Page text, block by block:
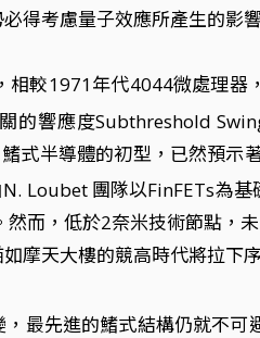
得考慮量子效應所產生的影
較1971年代4044微處理
的響應度Subthreshold
鰭式半導體的初型，已然預
N. Loubet 團隊以FinFETs為
而，低於2奈米技術節點，
摩天大樓的競高時代將拉下
最先進的鰭式結構仍就不